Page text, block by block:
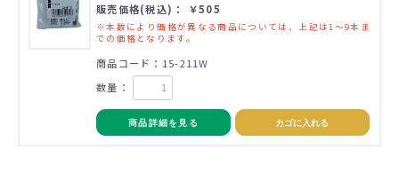
販売価格(税込)： ￥505
※本数により価格が異なる商品については、上記は1～9本ま
での価格となります。
商品コード：15-211W
数量：
商品詳細を見る カゴに入れる